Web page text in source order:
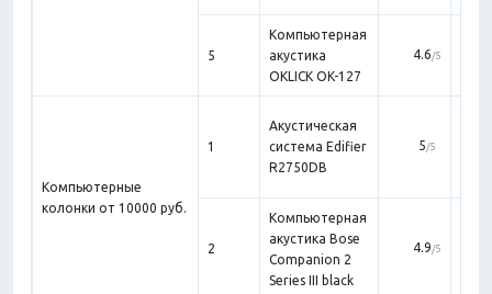
5
Компьютерная
акустика
OKLICK OK-127
4.6/5
Компьютерные
колонки от 10000 руб.
1
Акустическая
система Edifier
R2750DB
5/5
2
Компьютерная
акустика Bose
Companion 2
Series III black
4.9/5